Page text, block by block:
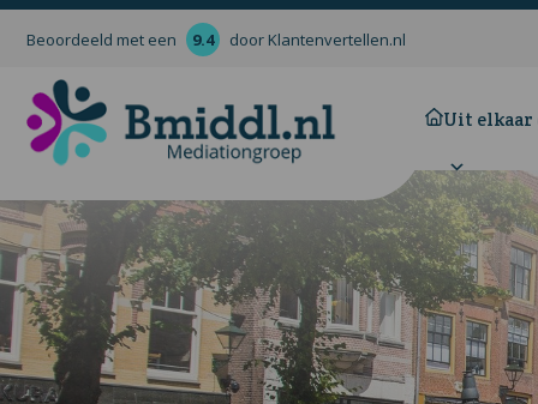
Beoordeeld met een 9.4 door Klantenvertellen.nl
Uit elkaar